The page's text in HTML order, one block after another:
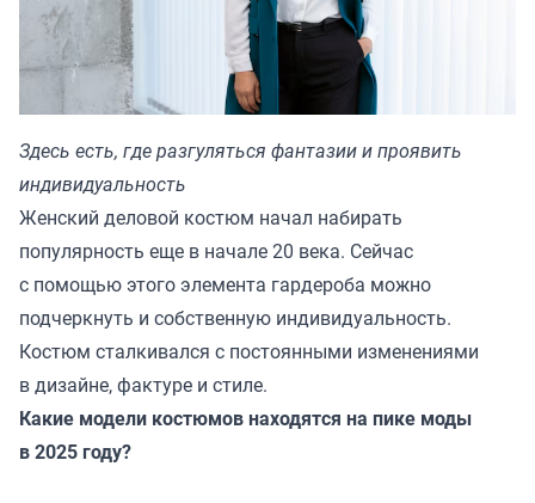
Здесь есть, где разгуляться фантазии и проявить
индивидуальность
Женский деловой костюм начал набирать
популярность еще в начале 20 века. Сейчас
с помощью этого элемента гардероба можно
подчеркнуть и собственную индивидуальность.
Костюм сталкивался с постоянными изменениями
в дизайне, фактуре и стиле.
Какие модели костюмов находятся на пике моды
в 2025 году?